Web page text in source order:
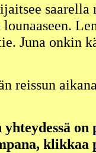
lounaaseen.
Juna onkin
reissun
on
klikkaa